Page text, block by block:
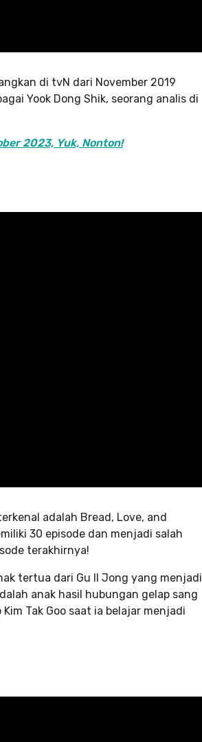
di tvN dari November 2019
Yook Dong Shik, seorang analis di
2023, Yuk, Nonton!
adalah Bread, Love, and
30 episode dan menjadi salah
terakhirnya!
tertua dari Gu Il Jong yang menjadi
anak hasil hubungan gelap sang
Tak Goo saat ia belajar menjadi